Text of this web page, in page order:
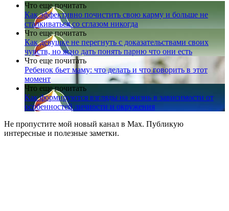
Что еще почитать
Как эффективно почистить свою карму и больше не
сталкиваться со сглазом никогда
Что еще почитать
Как девушке не перегнуть с доказательствами своих
чувств, но ясно дать понять парню что они есть
Что еще почитать
Ребенок бьет маму: что делать и что говорить в этот
момент
Что еще почитать
Как формируются взгляды на жизнь в зависимости от
особенностей личности и окружения
Не пропустите мой новый канал в Max. Публикую
интересные и полезные заметки.